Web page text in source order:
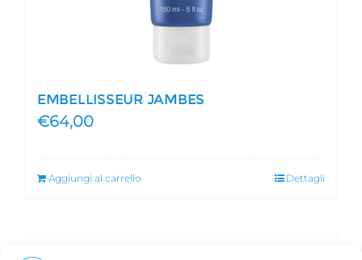
EMBELLISSEUR JAMBES
€64,00
Aggiungi al carrello Dettagli